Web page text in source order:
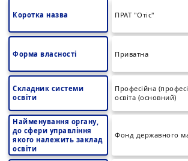
Коротка назва ПРАТ "Отіс"
Форма власності Приватна
Складник системи
освіти
Професійна
освіта (основний)
Найменування органу,
до сфери управління
якого належить заклад
освіти
Фонд державного